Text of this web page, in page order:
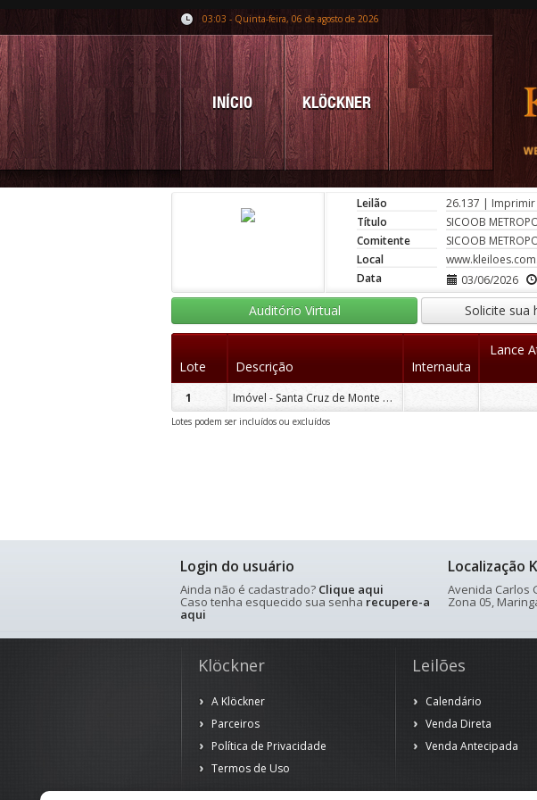
03:03 - Quinta-feira, 06 de agosto de 2026
INÍCIO KLÖCKNER
Leilão 26.137 |
Título
SICOOB
Comitente
SICOOB
Local
Data
03/06/2026
Auditório Virtual Solicite sua
Lote Descrição Internauta
Lance
1 Imóvel - Santa Cruz de Monte Castelo/Pr.
Lotes podem ser incluídos ou excluídos
Login do usuário
Ainda não é cadastrado? Clique aqui
Caso tenha esquecido sua senha recupere-a
aqui
Localização
Avenida Carlos
Zona 05,
Klöckner
A Klöckner
Parceiros
Política de Privacidade
Termos de Uso
Leilões
Calendário
Venda Direta
Venda Antecipada